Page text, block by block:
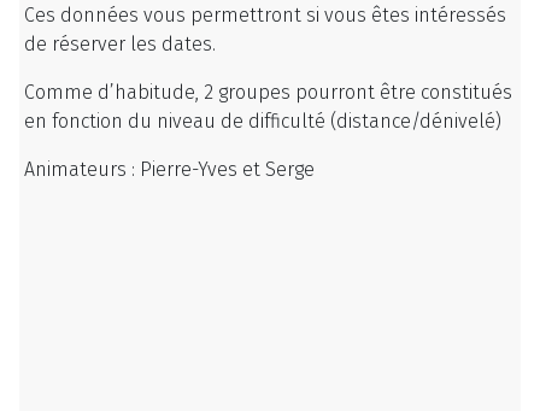
Ces données vous permettront si vous êtes intéressés
de réserver les dates.
Comme d’habitude, 2 groupes pourront être constitués
en fonction du niveau de difficulté (distance/dénivelé)
Animateurs : Pierre-Yves et Serge